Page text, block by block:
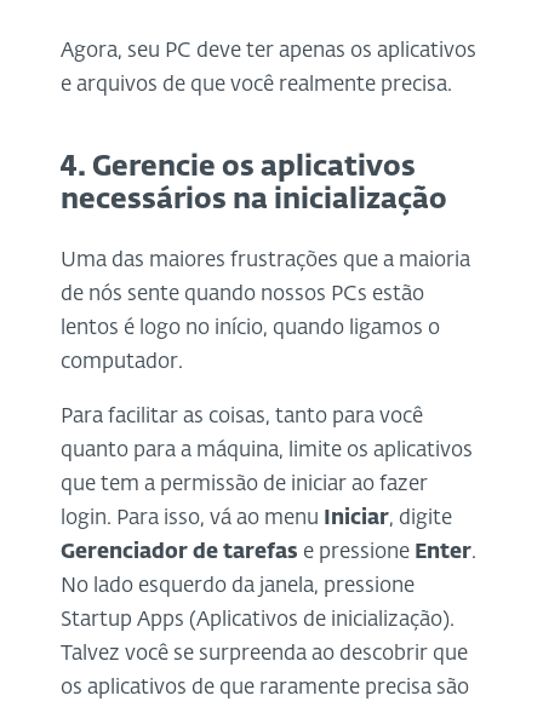
Agora, seu PC deve ter apenas os aplicativos
e arquivos de que você realmente precisa.
4. Gerencie os aplicativos
necessários na inicialização
Uma das maiores frustrações que a maioria
de nós sente quando nossos PCs estão
lentos é logo no início, quando ligamos o
computador.
Para facilitar as coisas, tanto para você
quanto para a máquina, limite os aplicativos
que tem a permissão de iniciar ao fazer
login. Para isso, vá ao menu
Iniciar, digite
Gerenciador de tarefas e pressione Enter.
No lado esquerdo da janela, pressione
Startup Apps (Aplicativos de inicialização).
Talvez você se surpreenda ao descobrir que
os aplicativos de que raramente precisa são